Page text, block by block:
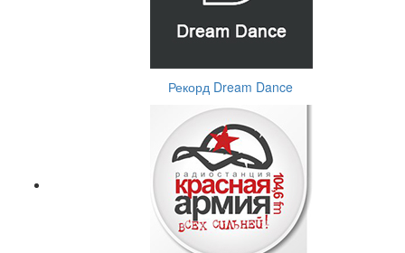
Рекорд Dream Dance